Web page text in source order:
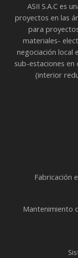
ASII S.A.C es
proyectos en las
para
materiales-
negociación local
sub-estaciones en
(interior
Fabricación
Mantenimiento